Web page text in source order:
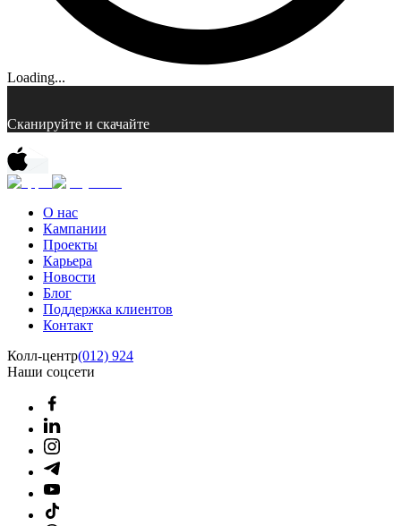
Loading...
Сканируйте и скачайте
О нас
Кампании
Проекты
Карьера
Новости
Блог
Поддержка клиентов
Контакт
Колл-центр(012) 924
Наши соцсети